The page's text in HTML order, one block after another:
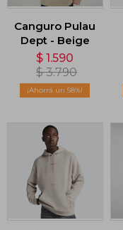
Canguro Pulau
Dept - Beige
$ 1.590
$ 3.790
58